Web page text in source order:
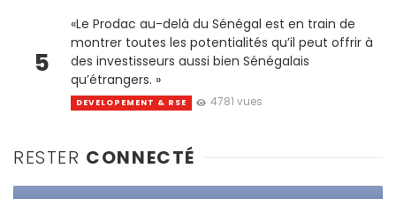
5
«Le Prodac au-delà du Sénégal est en train de
montrer toutes les potentialités qu’il peut offrir à
des investisseurs aussi bien Sénégalais
qu’étrangers. »
DEVELOPEMENT & RSE 4781 vues
RESTER CONNECTÉ